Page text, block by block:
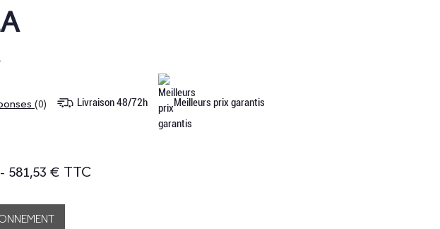
(0) Livraison 48/72h Meilleurs prix garantis
- 581,53 € TTC